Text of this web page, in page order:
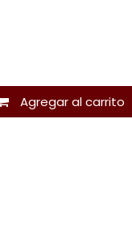
Agregar al carrito